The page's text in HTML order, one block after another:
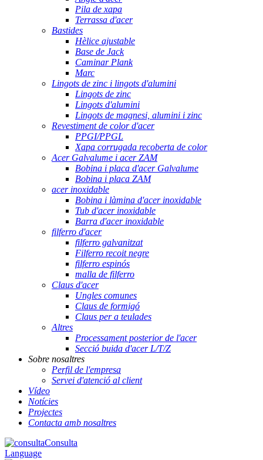
Pila de xapa
Terrassa d'acer
Bastides
Hèlice ajustable
Base de Jack
Caminar Plank
Marc
Lingots de zinc i lingots d'alumini
Lingots de zinc
Lingots d'alumini
Lingots de magnesi, alumini i zinc
Revestiment de color d'acer
PPGI/PPGL
Xapa corrugada recoberta de color
Acer Galvalume i acer ZAM
Bobina i placa d'acer Galvalume
Bobina i placa ZAM
acer inoxidable
Bobina i làmina d'acer inoxidable
Tub d'acer inoxidable
Barra d'acer inoxidable
filferro d'acer
filferro galvanitzat
Filferro recoit negre
filferro espinós
malla de filferro
Claus d'acer
Ungles comunes
Claus de formigó
Claus per a teulades
Altres
Processament posterior de l'acer
Secció buida d'acer L/T/Z
Sobre nosaltres
Perfil de l'empresa
Servei d'atenció al client
Vídeo
Notícies
Projectes
Contacta amb nosaltres
Consulta
Language